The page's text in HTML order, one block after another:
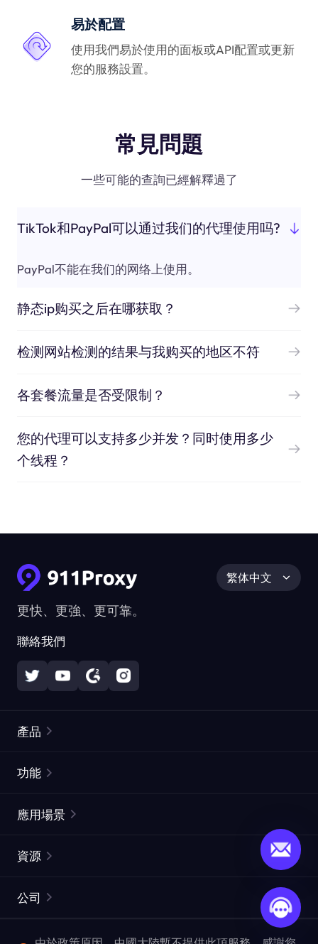
易於配置
使用我們易於使用的面板或API配置或更新
您的服務設置。
常見問題
一些可能的查詢已經解釋過了
TikTok和PayPal可以通过我们的代理使用吗?
PayPal不能在我们的网络上使用。
静态ip购买之后在哪获取？
检测网站检测的结果与我购买的地区不符
各套餐流量是否受限制？
您的代理可以支持多少并发？同时使用多少
个线程？
更快、更強、更可靠。
聯絡我們
繁体中文
產品
靜態住宅代理
網頁擷取 API
功能
ISP代理
ProxySite
應用場景
市場研究
資源
常見問題解答
公司